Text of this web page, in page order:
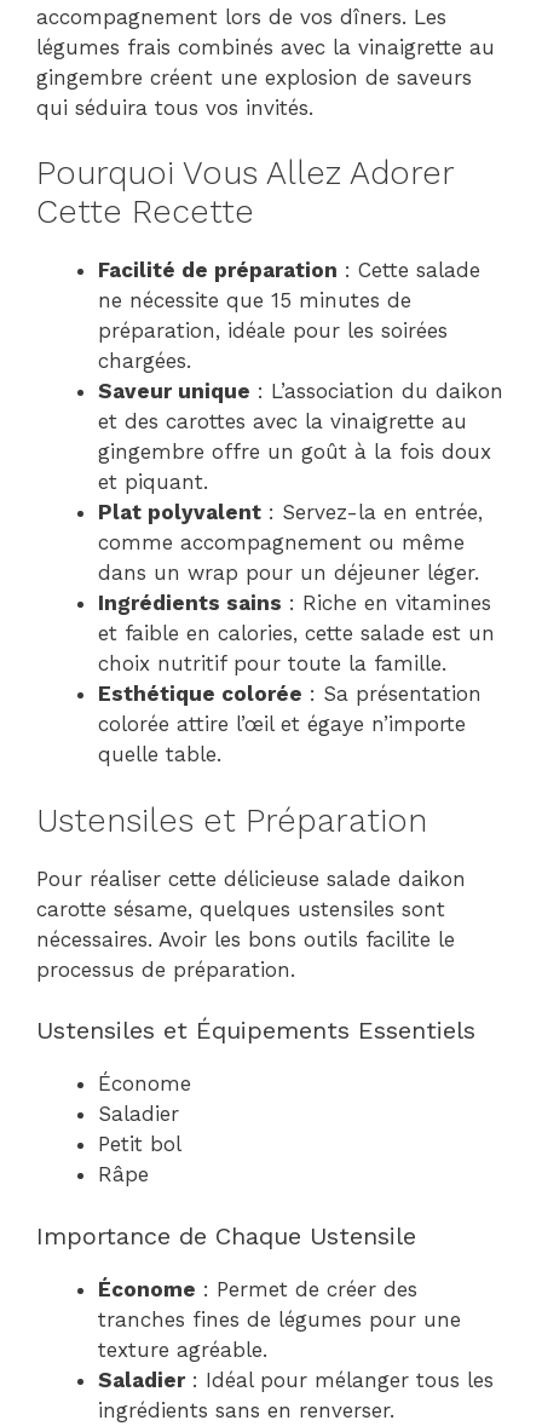
accompagnement lors de vos dîners. Les
légumes frais combinés avec la vinaigrette au
gingembre créent une explosion de saveurs
qui séduira tous vos invités.
Pourquoi Vous Allez Adorer
Cette Recette
Facilité de préparation : Cette salade
ne nécessite que 15 minutes de
préparation, idéale pour les soirées
chargées.
Saveur unique : L’association du daikon
et des carottes avec la vinaigrette au
gingembre offre un goût à la fois doux
et piquant.
Plat polyvalent : Servez-la en entrée,
comme accompagnement ou même
dans un wrap pour un déjeuner léger.
Ingrédients sains : Riche en vitamines
et faible en calories, cette salade est un
choix nutritif pour toute la famille.
Esthétique colorée : Sa présentation
colorée attire l’œil et égaye n’importe
quelle table.
Ustensiles et Préparation
Pour réaliser cette délicieuse salade daikon
carotte sésame, quelques ustensiles sont
nécessaires. Avoir les bons outils facilite le
processus de préparation.
Ustensiles et Équipements Essentiels
Économe
Saladier
Petit bol
Râpe
Importance de Chaque Ustensile
Économe : Permet de créer des
tranches fines de légumes pour une
texture agréable.
Saladier: Idéal pour mélanger tous les
ingrédients sans en renverser.